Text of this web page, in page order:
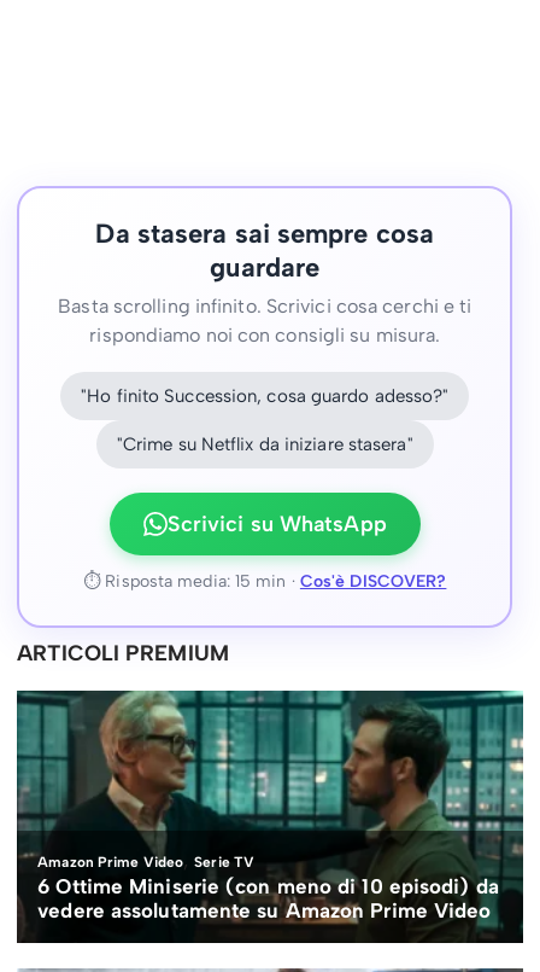
Da stasera sai sempre cosa
guardare
Basta scrolling infinito. Scrivici cosa cerchi e ti
rispondiamo noi con consigli su misura.
"Ho finito Succession, cosa guardo adesso?"
"Crime su Netflix da iniziare stasera"
Scrivici su WhatsApp
⏱ Risposta media: 15 min · Cos'è DISCOVER?
ARTICOLI PREMIUM